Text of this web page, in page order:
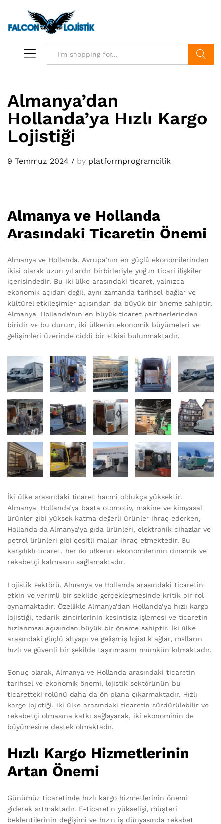
Almanya’dan
Hollanda’ya Hızlı Kargo
Lojistiği
9 Temmuz 2024 / by platformprogramcilik
Almanya ve Hollanda
Arasındaki Ticaretin Önemi
Almanya ve Hollanda, Avrupa’nın en güçlü ekonomilerinden
ikisi olarak uzun yıllardır birbirleriyle yoğun ticari ilişkiler
içerisindedir. Bu iki ülke arasındaki ticaret, yalnızca
ekonomik açıdan değil, aynı zamanda tarihsel bağlar ve
kültürel etkileşimler açısından da büyük bir öneme sahiptir.
Almanya, Hollanda’nın en büyük ticaret partnerlerinden
biridir ve bu durum, iki ülkenin ekonomik büyümeleri ve
gelişimleri üzerinde ciddi bir etkisi bulunmaktadır.
İki ülke arasındaki ticaret hacmi oldukça yüksektir.
Almanya, Hollanda’ya başta otomotiv, makine ve kimyasal
ürünler gibi yüksek katma değerli ürünler ihraç ederken,
Hollanda da Almanya’ya gıda ürünleri, elektronik cihazlar ve
petrol ürünleri gibi çeşitli mallar ihraç etmektedir. Bu
karşılıklı ticaret, her iki ülkenin ekonomilerinin dinamik ve
rekabetçi kalmasını sağlamaktadır.
Lojistik sektörü, Almanya ve Hollanda arasındaki ticaretin
etkin ve verimli bir şekilde gerçekleşmesinde kritik bir rol
oynamaktadır. Özellikle Almanya’dan Hollanda’ya hızlı kargo
lojistiği, tedarik zincirlerinin kesintisiz işlemesi ve ticaretin
hızlanması açısından büyük bir öneme sahiptir. İki ülke
arasındaki güçlü altyapı ve gelişmiş lojistik ağlar, malların
hızlı ve güvenli bir şekilde taşınmasını mümkün kılmaktadır.
Sonuç olarak, Almanya ve Hollanda arasındaki ticaretin
tarihsel ve ekonomik önemi, lojistik sektörünün bu
ticaretteki rolünü daha da ön plana çıkarmaktadır. Hızlı
kargo lojistiği, iki ülke arasındaki ticaretin sürdürülebilir ve
rekabetçi olmasına katkı sağlayarak, iki ekonominin de
büyümesine destek olmaktadır.
Hızlı Kargo Hizmetlerinin
Artan Önemi
Günümüz ticaretinde hızlı kargo hizmetlerinin önemi
giderek artmaktadır. E-ticaretin yükselişi, müşteri
beklentilerinin değişimi ve hızın iş dünyasında rekabet